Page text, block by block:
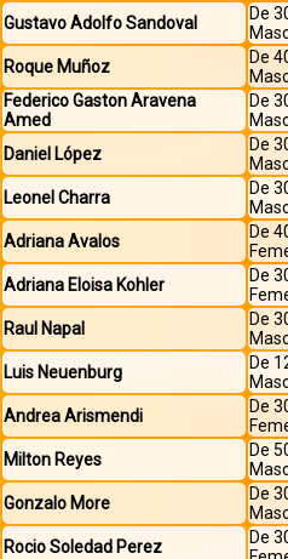
Gustavo Adolfo Sandoval
De
Roque Muñoz
De
Federico Gaston Aravena
Amed
De
Daniel López
De
Leonel Charra
De
Adriana Avalos
De
Adriana Eloisa Kohler
De
Raul Napal
De
Luis Neuenburg
De
Andrea Arismendi
De
Milton Reyes
De
Gonzalo More
De
Rocio Soledad Perez
De